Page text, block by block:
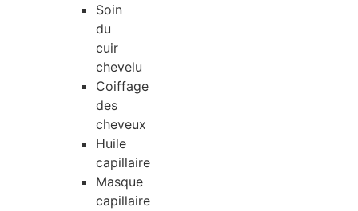
Soin
du
cuir
chevelu
Coiffage
des
cheveux
Huile
capillaire
Masque
capillaire